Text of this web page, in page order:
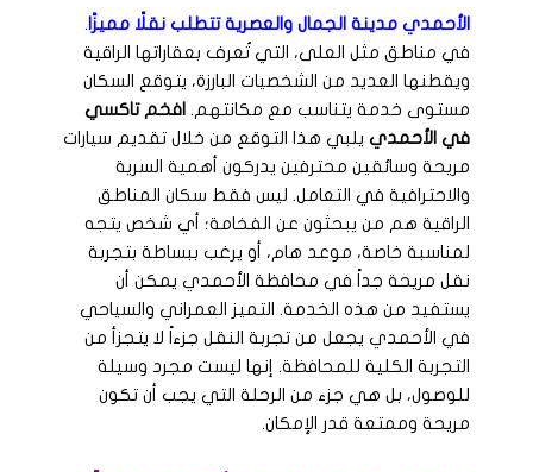
الأحمدي مدينة الجمال والعصرية تتطلب نقلًا مميزًا .
في مناطق مثل العلى، التي تُعرف بعقاراتها الراقية
ويقطنها العديد من الشخصيات البارزة، يتوقع السكان
مستوى خدمة يتناسب مع مكانتهم. افخم تاكسي
في الأحمدييلبي هذا التوقع من خلال تقديم سيارات
مريحة وسائقين محترفين يدركون أهمية السرية
والاحترافية في التعامل. ليس فقط سكان المناطق
الراقية هم من يبحثون عن الفخامة؛ أي شخص يتجه
لمناسبة خاصة، موعد هام، أو يرغب ببساطة بتجربة
نقل مريحة جداً في محافظة الأحمدي يمكن أن
يستفيد من هذه الخدمة. التميز العمراني والسياحي
في الأحمدي يجعل من تجربة النقل جزءاً لا يتجزأ من
التجربة الكلية للمحافظة. إنها ليست مجرد وسيلة
للوصول، بل هي جزء من الرحلة التي يجب أن تكون
مريحة وممتعة قدر الإمكان.